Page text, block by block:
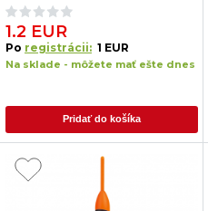
1.2 EUR
Po registrácii: 1 EUR
Na sklade - môžete mať ešte dnes
Pridať do košíka